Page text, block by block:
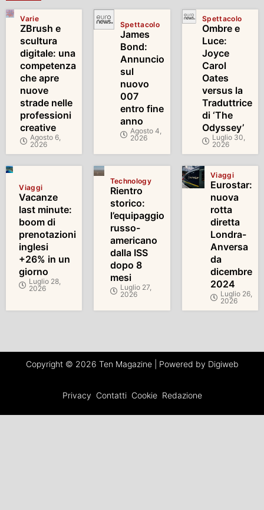
Varie
ZBrush e
scultura
digitale: una
competenza
che apre
nuove
strade nelle
professioni
creative
Agosto 6,
2026
Spettacolo
James
Bond:
Annuncio
sul
nuovo
007
entro fine
anno
Agosto 4,
2026
Spettacolo
Ombre e
Luce:
Joyce
Carol
Oates
versus la
Traduttrice
di ‘The
Odyssey’
Luglio 30,
2026
Viaggi
Vacanze
last minute:
boom di
prenotazioni
inglesi
+26% in un
giorno
Luglio 28,
2026
Technology
Rientro
storico:
l’equipaggio
russo-
americano
dalla ISS
dopo 8
mesi
Luglio 27,
2026
Viaggi
Eurostar:
nuova
rotta
diretta
Londra-
Anversa
da
dicembre
2024
Luglio 26,
2026
Copyright © 2026 Ten Magazine | Powered by Digiweb
Privacy Contatti Cookie Redazione